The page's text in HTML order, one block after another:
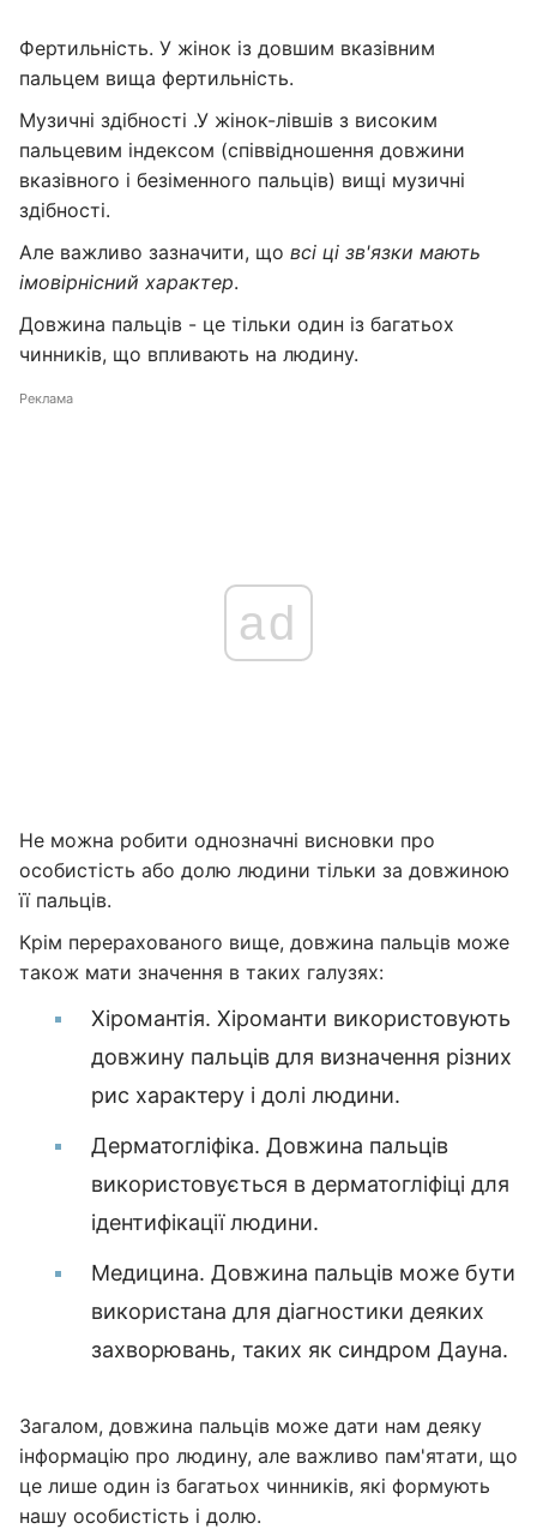
Фертильність. У жінок із довшим вказівним
пальцем вища фертильність.
Музичні здібності .У жінок-лівшів з високим
пальцевим індексом (співвідношення довжини
вказівного і безіменного пальців) вищі музичні
здібності.
Але важливо зазначити, що всі ці зв'язки мають
імовірнісний характер.
Довжина пальців - це тільки один із багатьох
чинників, що впливають на людину.
Реклама
ad
Не можна робити однозначні висновки про
особистість або долю людини тільки за довжиною
її пальців.
Крім перерахованого вище, довжина пальців може
також мати значення в таких галузях:
Хіромантія. Хіроманти використовують
довжину пальців для визначення різних
рис характеру і долі людини.
Дерматогліфіка. Довжина пальців
використовується в дерматогліфіці для
ідентифікації людини.
Медицина. Довжина пальців може бути
використана для діагностики деяких
захворювань, таких як синдром Дауна.
Загалом, довжина пальців може дати нам деяку
інформацію про людину, але важливо пам'ятати, що
це лише один із багатьох чинників, які формують
нашу особистість і долю.